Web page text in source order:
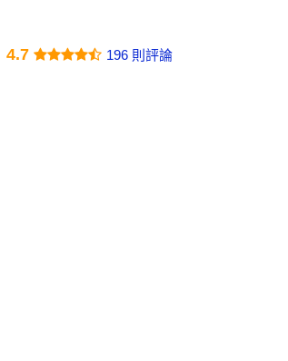
4.7 196 則評論